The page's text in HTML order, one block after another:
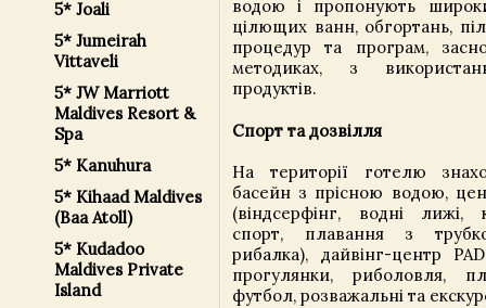
5* Joali
5* Jumeirah
Vittaveli
5* JW Marriott
Maldives Resort &
Spa
5* Kanuhura
5* Kihaad Maldives
(Baa Atoll)
5* Kudadoo
Maldives Private
Island
водою і пропонують
цілющих ванн, обгортань,
процедур та програм,
методиках, з
продуктів.
Спорт та дозвілля
На території готелю
басейн з прісною водою,
(віндсерфінг, водні лижі,
спорт, плавання з
рибалка), дайвінг-центр
прогулянки, риболовля,
футбол, розважальні та